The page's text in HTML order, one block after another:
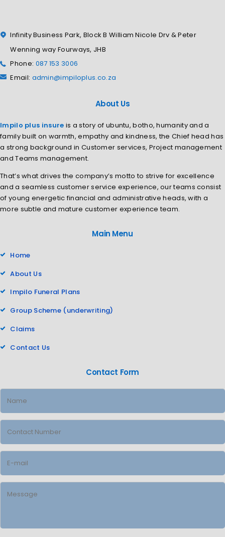
Infinity Business Park, Block B William Nicole Drv & Peter
Wenning way Fourways, JHB
Phone: 087 153 3006
Email: admin@impiloplus.co.za
About Us
Impilo plus insure is a story of ubuntu, botho, humanity and a
family built on warmth, empathy and kindness, the Chief head has
a strong background in Customer services, Project management
and Teams management.
That’s what drives the company’s motto to strive for excellence
and a seamless customer service experience, our teams consist
of young energetic financial and administrative heads, with a
more subtle and mature customer experience team.
Main Menu
Home
About Us
Impilo Funeral Plans
Group Scheme (underwriting)
Claims
Contact Us
Contact Form